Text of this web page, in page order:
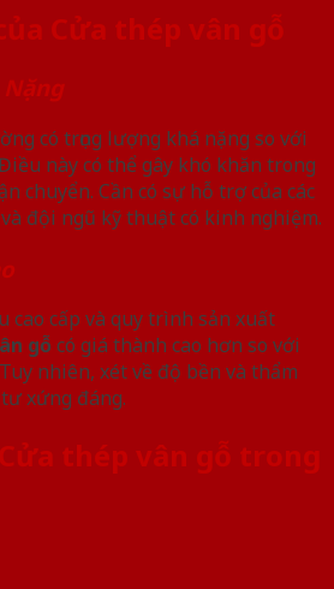
Cửa thép vân gỗ
có trọng lượng khá nặng so với
này có thể gây khó khăn trong
chuyển. Cần có sự hỗ trợ của các
đội ngũ kỹ thuật có kinh nghiệm.
cao cấp và quy trình sản xuất
gỗ có giá thành cao hơn so với
nhiên, xét về độ bền và thẩm
xứng đáng.
Cửa thép vân gỗ trong